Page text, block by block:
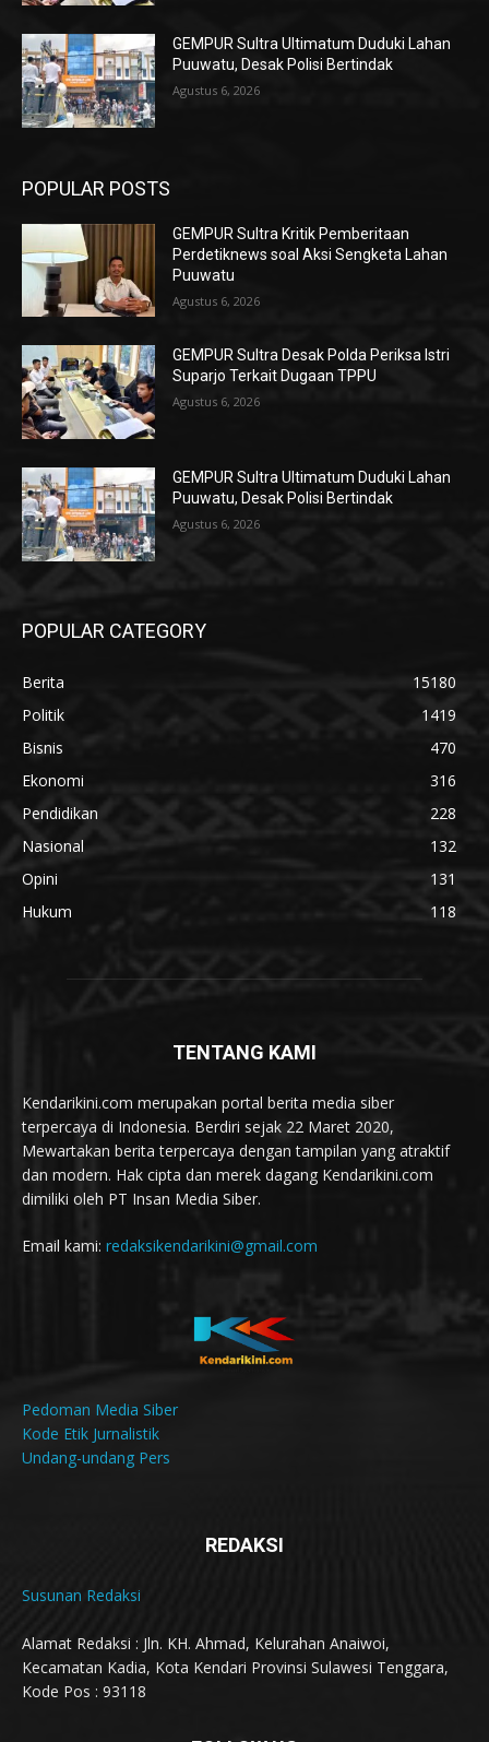
GEMPUR Sultra Ultimatum Duduki Lahan
Puuwatu, Desak Polisi Bertindak
Agustus 6, 2026
POPULAR POSTS
GEMPUR Sultra Kritik Pemberitaan
Perdetiknews soal Aksi Sengketa Lahan
Puuwatu
Agustus 6, 2026
GEMPUR Sultra Desak Polda Periksa Istri
Suparjo Terkait Dugaan TPPU
Agustus 6, 2026
GEMPUR Sultra Ultimatum Duduki Lahan
Puuwatu, Desak Polisi Bertindak
Agustus 6, 2026
POPULAR CATEGORY
Berita
15180
Politik
1419
Bisnis
470
Ekonomi
316
Pendidikan
228
Nasional
132
Opini
131
Hukum
118
TENTANG KAMI
Kendarikini.com merupakan portal berita media siber
terpercaya di Indonesia. Berdiri sejak 22 Maret 2020,
Mewartakan berita terpercaya dengan tampilan yang atraktif
dan modern. Hak cipta dan merek dagang Kendarikini.com
dimiliki oleh PT Insan Media Siber.
Email kami: redaksikendarikini@gmail.com
Pedoman Media Siber
Kode Etik Jurnalistik
Undang-undang Pers
REDAKSI
Susunan Redaksi
Alamat Redaksi : Jln. KH. Ahmad, Kelurahan Anaiwoi,
Kecamatan Kadia, Kota Kendari Provinsi Sulawesi Tenggara,
Kode Pos : 93118